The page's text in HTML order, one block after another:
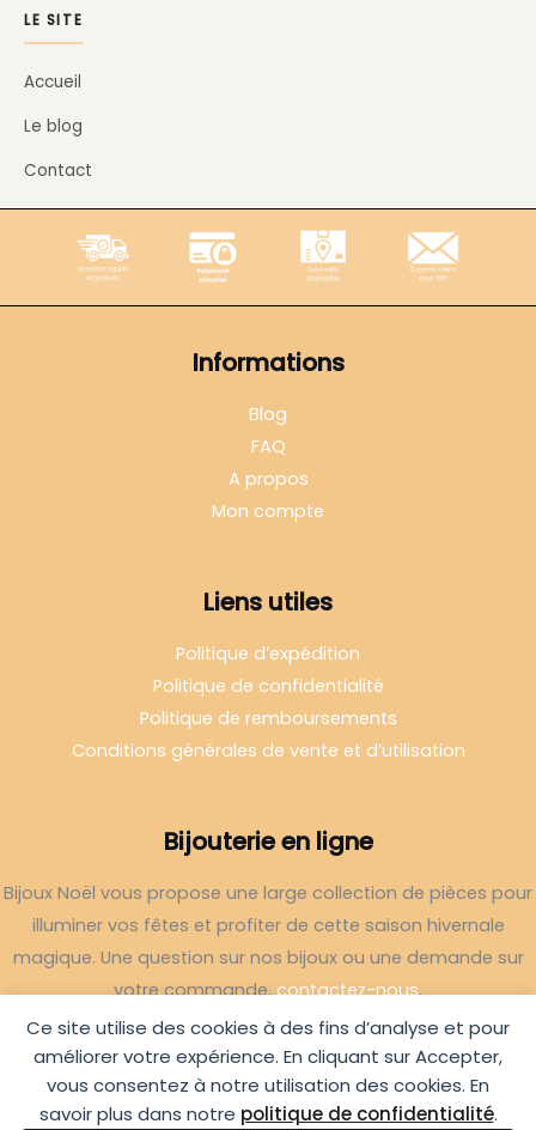
Ce site utilise des cookies à des fins d’analyse et pour
améliorer votre expérience. En cliquant sur Accepter,
vous consentez à notre utilisation des cookies. En
savoir plus dans notre politique de confidentialité.
LE SITE
Accueil
Le blog
Contact
Informations
Blog
FAQ
A propos
Mon compte
Liens utiles
Politique d’expédition
Politique de confidentialité
Politique de remboursements
Conditions générales de vente et d’utilisation
Bijouterie en ligne
Bijoux Noël vous propose une large collection de pièces pour
illuminer vos fêtes et profiter de cette saison hivernale
magique. Une question sur nos bijoux ou une demande sur
votre commande,contactez-nous.